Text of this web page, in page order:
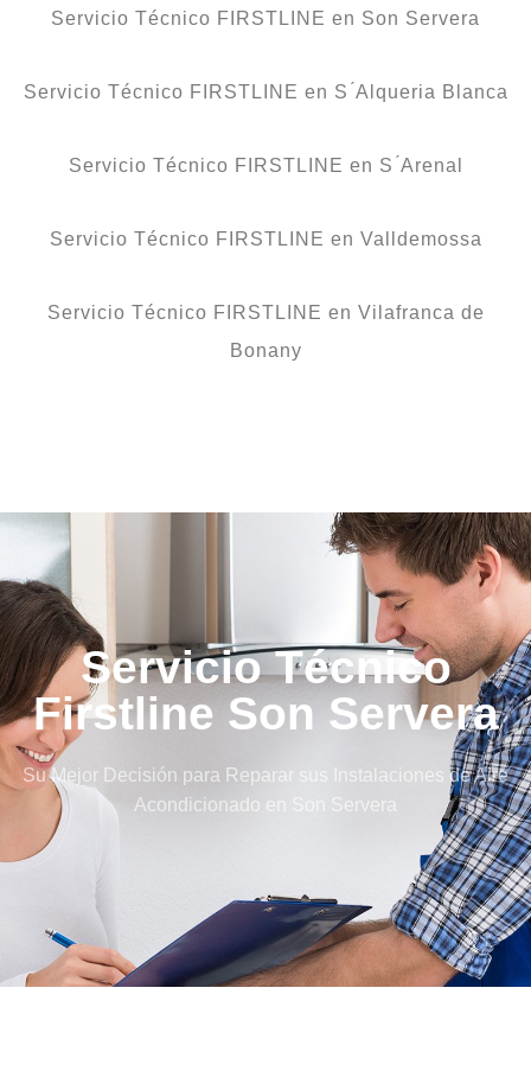
Servicio Técnico FIRSTLINE en Son Servera
Servicio Técnico FIRSTLINE en S ́Alqueria Blanca
Servicio Técnico FIRSTLINE en S ́Arenal
Servicio Técnico FIRSTLINE en Valldemossa
Servicio Técnico FIRSTLINE en Vilafranca de
Bonany
Servicio Técnico
Firstline Son Servera
Su Mejor Decisión para Reparar sus Instalaciones de Aire
Acondicionado en Son Servera